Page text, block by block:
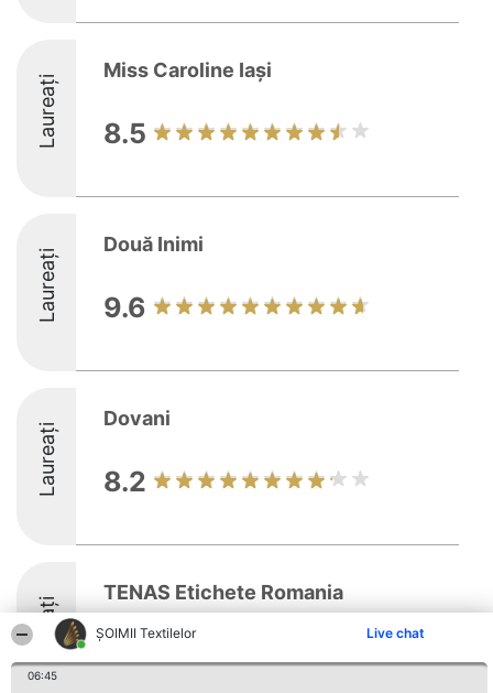
ȘOIMII Textilelor Live chat
06:45
Laureați
Miss Caroline Iaşi
8.5
Laureați
Două Inimi
9.6
Laureați
Dovani
8.2
Laureați
TENAS Etichete Romania
8.6